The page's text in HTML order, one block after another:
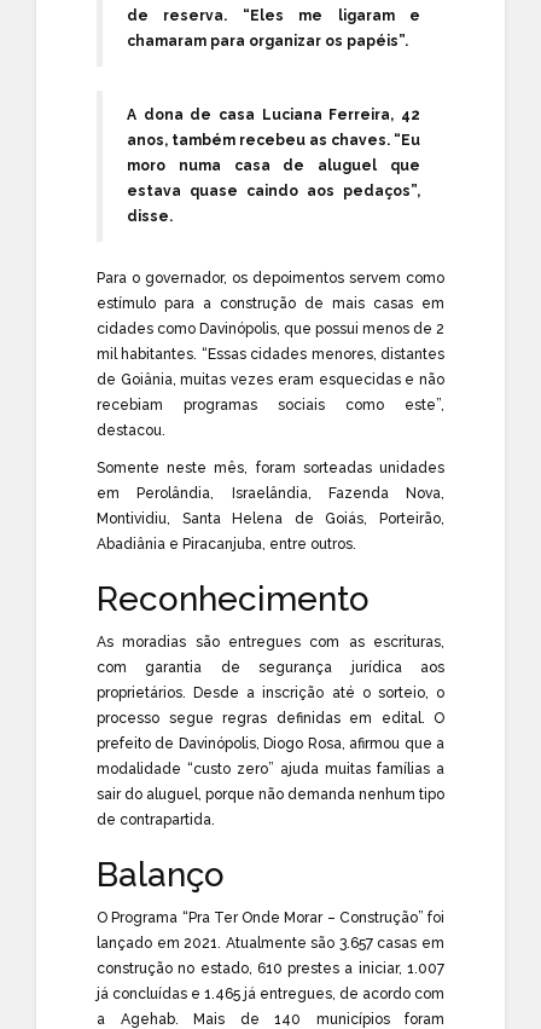
de reserva. “Eles me ligaram e
chamaram para organizar os papéis”.
A dona de casa Luciana Ferreira, 42
anos, também recebeu as chaves. “Eu
moro numa casa de aluguel que
estava quase caindo aos pedaços”,
disse.
Para o governador, os depoimentos servem como
estímulo para a construção de mais casas em
cidades como Davinópolis, que possui menos de 2
mil habitantes. “Essas cidades menores, distantes
de Goiânia, muitas vezes eram esquecidas e não
recebiam programas sociais como este”,
destacou.
Somente neste mês, foram sorteadas unidades
em Perolândia, Israelândia, Fazenda Nova,
Montividiu, Santa Helena de Goiás, Porteirão,
Abadiânia e Piracanjuba, entre outros.
Reconhecimento
As moradias são entregues com as escrituras,
com garantia de segurança jurídica aos
proprietários. Desde a inscrição até o sorteio, o
processo segue regras definidas em edital. O
prefeito de Davinópolis, Diogo Rosa, afirmou que a
modalidade “custo zero” ajuda muitas famílias a
sair do aluguel, porque não demanda nenhum tipo
de contrapartida.
Balanço
O Programa “Pra Ter Onde Morar – Construção” foi
lançado em 2021. Atualmente são 3.657 casas em
construção no estado, 610 prestes a iniciar, 1.007
já concluídas e 1.465 já entregues, de acordo com
a Agehab. Mais de 140 municípios foram